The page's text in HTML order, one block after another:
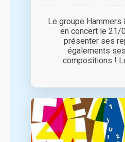
Le groupe Hammers
en concert le 21/
présenter ses
égalements
compositions !